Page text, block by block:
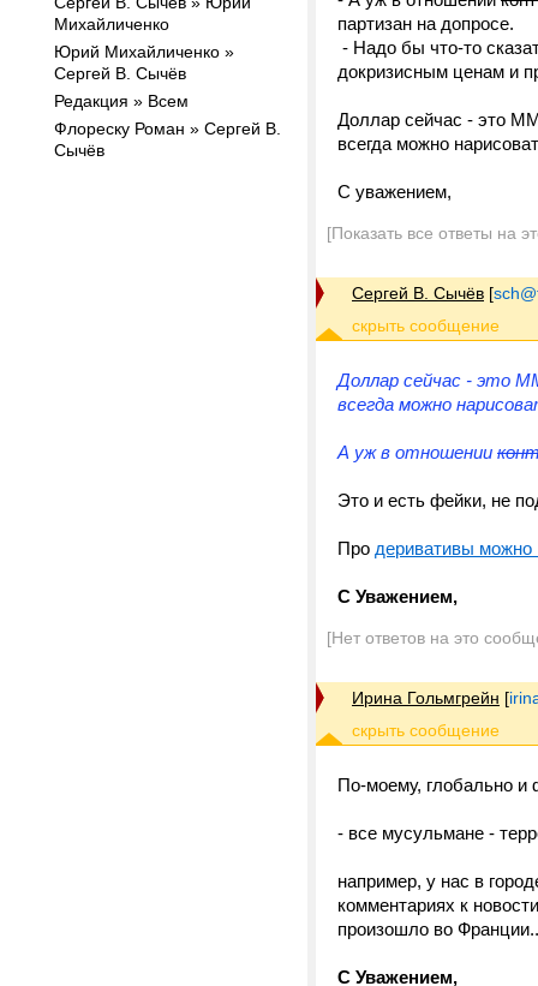
Михайличенко
Юрий Михайличенко »
Сергей В. Сычёв
Редакция » Всем
Флореску Роман » Сергей В.
Сычёв
партизан на допросе.
- Надо бы что-то
докризисным ценам и
Доллар сейчас - это
всегда можно
С уважением,
[Показать все ответы на
Сергей В. Сычёв [
Доллар сейчас - это
всегда можно
А уж в отношении
Это и есть фейки, не
Про деривативы можно
С Уважением,
[Нет ответов на это
Ирина Гольмгрейн [
По-моему, глобально и
- все мусульмане -
например, у нас в
комментариях к
произошло во
С Уважением,